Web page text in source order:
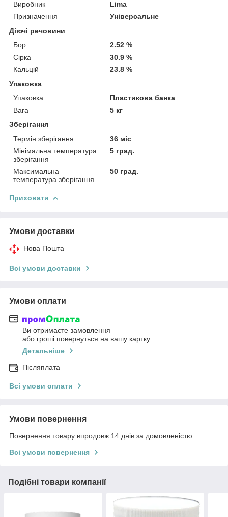
Виробник
Lima
Призначення
Універсальне
Діючі речовини
Бор
2.52 %
Сірка
30.9 %
Кальцій
23.8 %
Упаковка
Упаковка
Пластикова банка
Вага
5 кг
Зберігання
Термін зберігання
36 міс
Мінімальна температура
зберігання
5 град.
Максимальна
температура зберігання
50 град.
Приховати
Умови доставки
Нова Пошта
Всі умови доставки
Умови оплати
Ви отримаєте замовлення
або гроші повернуться на вашу картку
Детальніше
Післяплата
Всі умови оплати
Умови повернення
Повернення товару впродовж 14 днів за домовленістю
Всі умови повернення
Подібні товари компанії